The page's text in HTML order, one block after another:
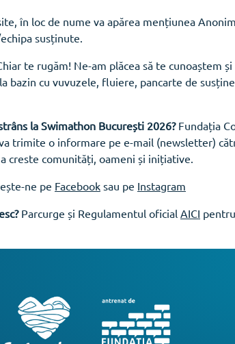
în loc de nume va apărea mențiunea
susținute.
te rugăm! Ne-am plăcea să te cunoaștem
cu vuvuzele, fluiere, pancarte de
la Swimathon București 2026?Fundația
trimite o informare pe e-mail (newsletter)
creste comunități, oameni și inițiative.
ne pe Facebook sau pe Instagram
Parcurge și Regulamentul oficial AICI